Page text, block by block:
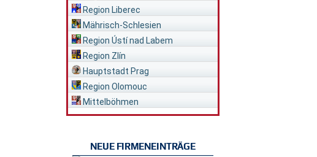
Region Liberec
Mährisch-Schlesien
Region Ústí nad Labem
Region Zlín
Hauptstadt Prag
Region Olomouc
Mittelböhmen
NEUE FIRMENEINTRÄGE